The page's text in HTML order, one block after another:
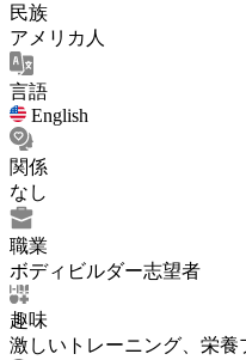
民族
アメリカ人
言語
English
関係
なし
職業
ボディビルダー志望者
趣味
激しいトレーニング、栄養